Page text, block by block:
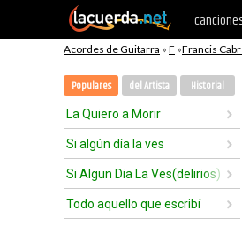
Acordes de Guitarra » F »Francis
Populares del Artista Historial
La Quiero a Morir
Si algún día la ves
Si Algun Dia La Ves(delirios)
Todo aquello que escribí